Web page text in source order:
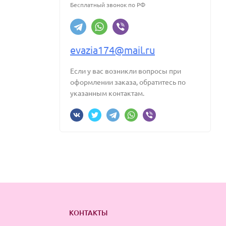
Бесплатный звонок по РФ
evazia174@mail.ru
Если у вас возникли вопросы при
оформлении заказа, обратитесь по
указанным контактам.
КОНТАКТЫ